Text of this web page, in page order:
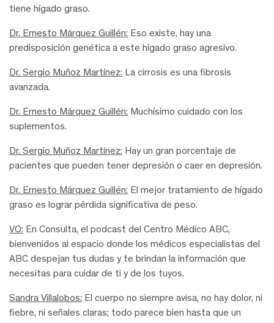
tiene hígado graso.
Dr. Ernesto Márquez Guillén: Eso existe, hay una
predisposición genética a este hígado graso agresivo.
Dr. Sergio Muñoz Martínez: La cirrosis es una fibrosis
avanzada.
Dr. Ernesto Márquez Guillén: Muchísimo cuidado con los
suplementos.
Dr. Sergio Muñoz Martínez: Hay un gran porcentaje de
pacientes que pueden tener depresión o caer en depresión.
Dr. Ernesto Márquez Guillén: El mejor tratamiento de hígado
graso es lograr pérdida significativa de peso.
VO: En Consulta, el podcast del Centro Médico ABC,
bienvenidos al espacio donde los médicos especialistas del
ABC despejan tus dudas y te brindan la información que
necesitas para cuidar de ti y de los tuyos.
Sandra Villalobos: El cuerpo no siempre avisa, no hay dolor, ni
fiebre, ni señales claras; todo parece bien hasta que un